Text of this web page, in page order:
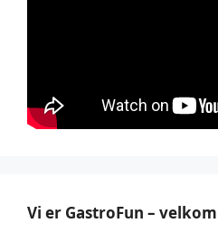
Vi er GastroFun –